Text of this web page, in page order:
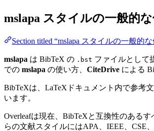
mslapa スタイルの一般的
Section titled “mslapa スタイルの一般的
mslapa は BibTeX の .bst ファイルとして
での mslapa の使い方、 CiteDrive による
BibTeXは、LaTeXドキュメント内で参考
います。
Overleafは現在、BibTeXと互換性のある
らの文献スタイルにはAPA、IEEE、CSE